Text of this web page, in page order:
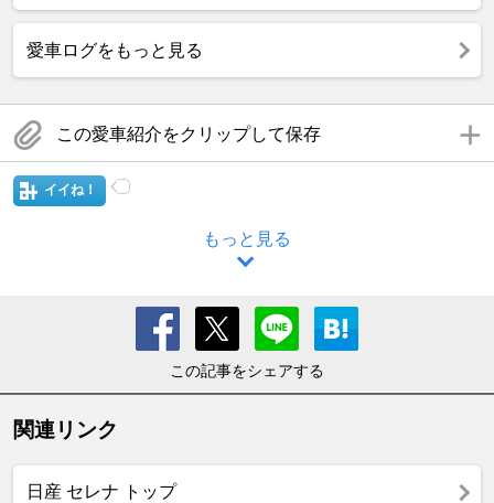
愛車ログをもっと見る
この愛車紹介をクリップして保存
イイね！
もっと見る
この記事をシェアする
関連リンク
日産 セレナ トップ